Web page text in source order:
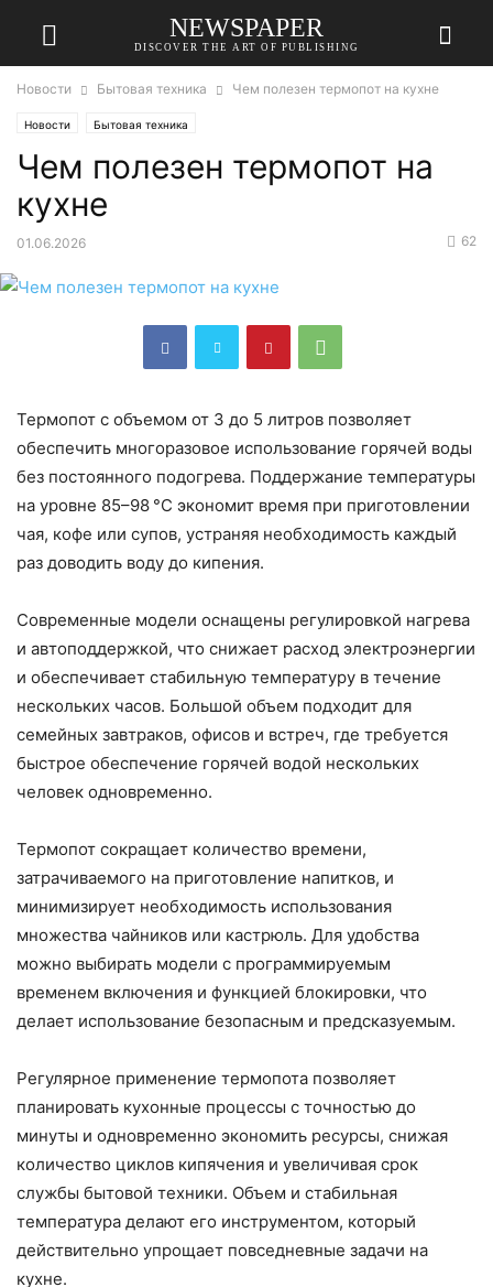
NEWSPAPER
DISCOVER THE ART OF PUBLISHING
Новости Бытовая техника Чем полезен термопот на кухне
Новости Бытовая техника
Чем полезен термопот на
кухне
01.06.2026 62
Термопот с объемом от 3 до 5 литров позволяет
обеспечить многоразовое использование горячей воды
без постоянного подогрева. Поддержание температуры
на уровне 85–98 °C экономит время при приготовлении
чая, кофе или супов, устраняя необходимость каждый
раз доводить воду до кипения.
Современные модели оснащены регулировкой нагрева
и автоподдержкой, что снижает расход электроэнергии
и обеспечивает стабильную температуру в течение
нескольких часов. Большой объем подходит для
семейных завтраков, офисов и встреч, где требуется
быстрое обеспечение горячей водой нескольких
человек одновременно.
Термопот сокращает количество времени,
затрачиваемого на приготовление напитков, и
минимизирует необходимость использования
множества чайников или кастрюль. Для удобства
можно выбирать модели с программируемым
временем включения и функцией блокировки, что
делает использование безопасным и предсказуемым.
Регулярное применение термопота позволяет
планировать кухонные процессы с точностью до
минуты и одновременно экономить ресурсы, снижая
количество циклов кипячения и увеличивая срок
службы бытовой техники. Объем и стабильная
температура делают его инструментом, который
действительно упрощает повседневные задачи на
кухне.